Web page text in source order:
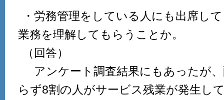
・労務管理をしている人にも出席し
業務を理解してもらうことか。
（回答）
アンケート調査結果にもあったが、
らず8割の人がサービス残業が発生し